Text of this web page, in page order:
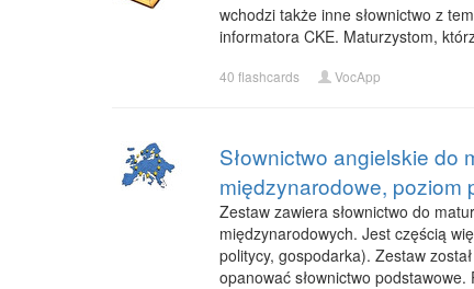
wchodzi także inne słownictwo z
informatora CKE. Maturzystom,
40 flashcards VocApp
Słownictwo angielskie do
międzynarodowe, poziom
Zestaw zawiera słownictwo do
międzynarodowych. Jest częścią
politycy, gospodarka). Zestaw
opanować słownictwo podstawowe.